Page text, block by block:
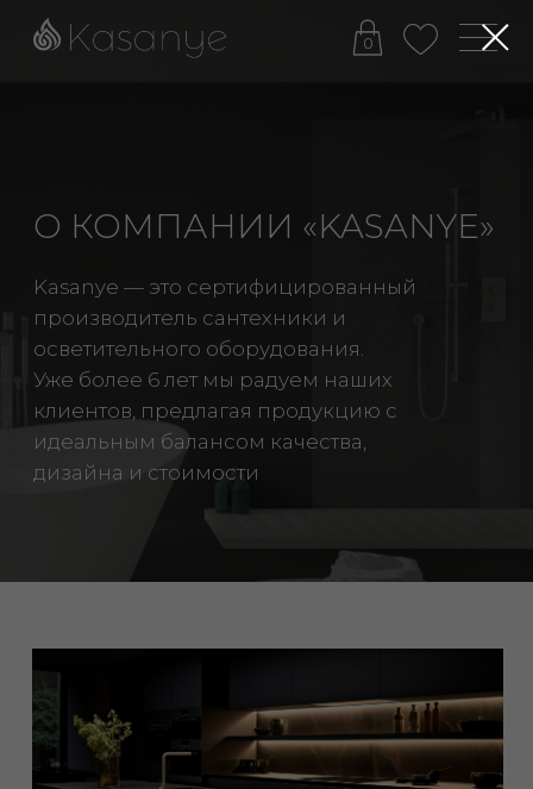
производитель сантехники и
клиентов, предлагая продукцию с
идеальным балансом качества,
О НАС
Мы создаемсантехнику и освещение,
которые становятся неотъемлемой частью
вашего дома на долгие годы. Сочетаем